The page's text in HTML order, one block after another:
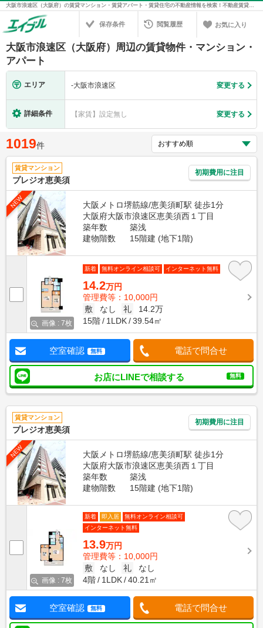
大阪市浪速区（大阪府）の賃貸マンション・賃貸アパート・賃貸住宅の不動産情報を検索！不動産賃貸の物件探しは、お部屋探しのエイブル
保存条件 閲覧履歴 お気に入り
大阪市浪速区（大阪府）周辺の賃貸物件・マンション・
アパート
エリア -大阪市浪速区 変更する
詳細条件 【家賃】設定無し 変更する
1019件
賃貸マンション
プレジオ恵美須
初期費用に注目
NEW
大阪メトロ堺筋線/恵美須町駅 徒歩1分
大阪府大阪市浪速区恵美須西１丁目
築年数
築浅
建物階数
15階建 (地下1階)
画像 : 7枚
新着 無料オンライン相談可 インターネット無料
14.2万円
管理費等：10,000円
敷
なし 礼
14.2万
15階
1LDK 39.54㎡
空室確認 無料 電話で問合せ
お店にLINEで相談する 無料
賃貸マンション
プレジオ恵美須
初期費用に注目
NEW
大阪メトロ堺筋線/恵美須町駅 徒歩1分
大阪府大阪市浪速区恵美須西１丁目
築年数
築浅
建物階数
15階建 (地下1階)
画像 : 7枚
新着 即入居
無料オンライン相談可
インターネット無料
13.9万円
管理費等：10,000円
敷
なし 礼
なし
4階
1LDK 40.21㎡
空室確認 無料 電話で問合せ